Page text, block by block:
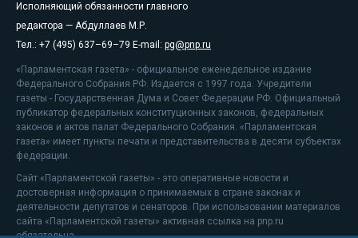
Исполняющий обязанности главного
редактора — Абдуллаев М.Р.
Тел.: +7 (495) 637–69–79 E-mail: pg@pnp.ru
«Парламентская газета» - официальное еженедельное издание
Федерального Собрания РФ. Издается с 1997 года. Учредители
газеты - Государственная Дума и Совет Федерации РФ. Официальный
публикатор федеральных конституционных законов, федеральных
законов и актов палат Федерального Собрания. «Парламентская
газета» имеет пункты печати и представительства в десяти субъектах
федерации.
Сайт «Парламентской газеты» - это оперативные новости и
достоверная информация о принимаемых в стране законах и
деятельности депутатов и сенаторов. При использовании материалов
сайта «Парламентской газеты» активная ссылка на pnp.ru
обязательна.